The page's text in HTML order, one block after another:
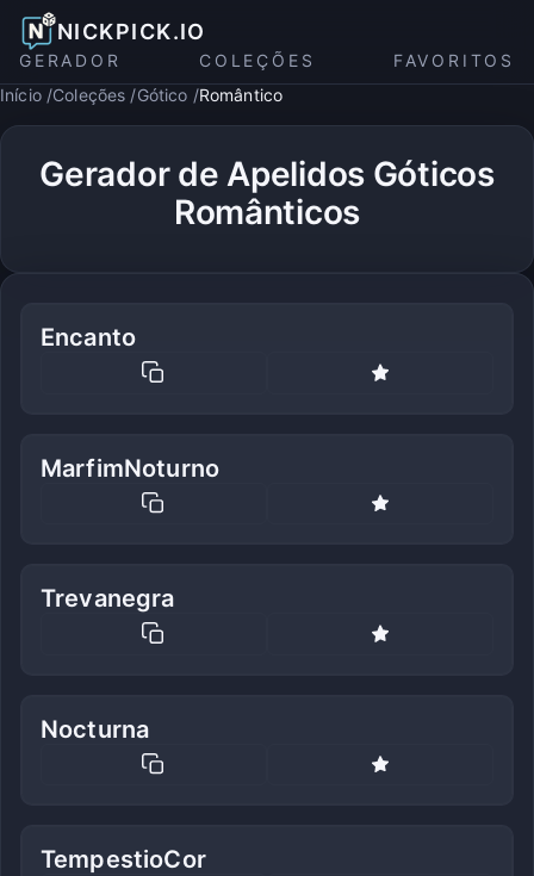
NICKPICK.IO
GERADOR COLEÇÕES
FAVORITOS
Início Coleções Gótico Romântico
Gerador de Apelidos Góticos
Românticos
Encanto
MarfimNoturno
Trevanegra
Nocturna
TempestioCor